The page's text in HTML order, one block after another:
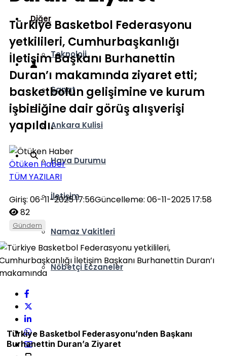
Diğer
Teknoloji
Sanat
Ankara Kulisi
Hava Durumu
İletişim
Namaz Vakitleri
Nöbetçi Eczaneler
Türkiye Basketbol Federasyonu
yetkilileri, Cumhurbaşkanlığı
İletişim Başkanı Burhanettin
Duran’ı makamında ziyaret etti;
basketbolun gelişimine ve kurum
işbirliğine dair görüş alışverişi
yapıldı.
Ötüken Haber
TÜM YAZILARI
Giriş: 06-11-2025 17:56Güncelleme: 06-11-2025 17:58
82
Gündem
Türkiye Basketbol Federasyonu’nden Başkanı
Burhanettin Duran’a Ziyaret